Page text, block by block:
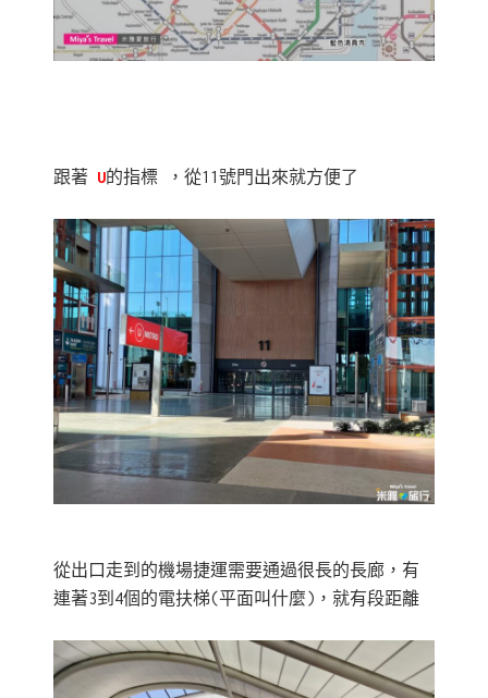
跟著 U的指標 ，從11號門出來就方便了
從出口走到的機場捷運需要通過很長的長廊，有
連著3到4個的電扶梯(平面叫什麼)，就有段距離